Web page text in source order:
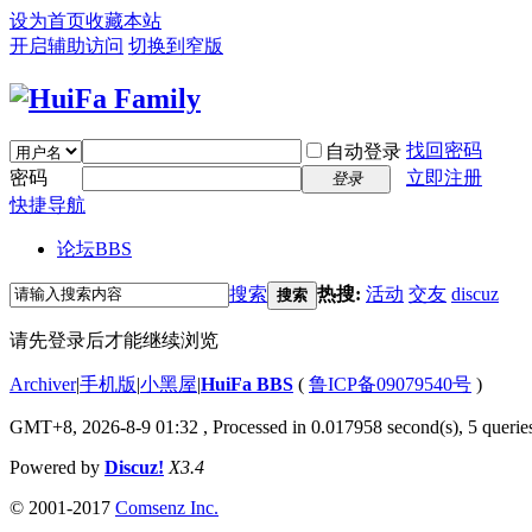
设为首页收藏本站
开启辅助访问 切换到窄版
自动登录 找回密码
密码
登录
立即注册
快捷导航
论坛BBS
搜索 搜索 热搜: 活动 交友 discuz
请先登录后才能继续浏览
Archiver|手机版|小黑屋|HuiFa BBS ( 鲁ICP备09079540号 )
GMT+8, 2026-8-9 01:32 , Processed in 0.017958 second(s), 5
Powered by Discuz! X3.4
© 2001-2017 Comsenz Inc.